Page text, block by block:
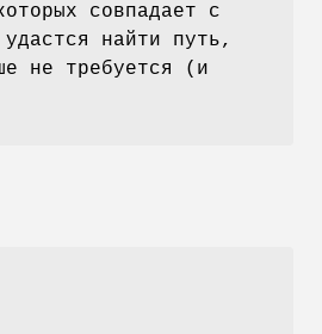
совпадает с
найти путь,
не требуется (и